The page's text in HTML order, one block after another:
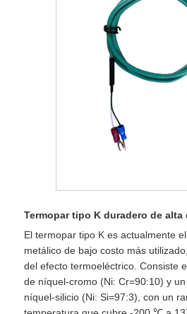
Termopar tipo K duradero de alta
El termopar tipo K es actualmente
metálico de bajo costo más
del efecto termoeléctrico. Consiste
de níquel-cromo (Ni: Cr=90:10) y
níquel-silicio (Ni: Si=97:3), con un